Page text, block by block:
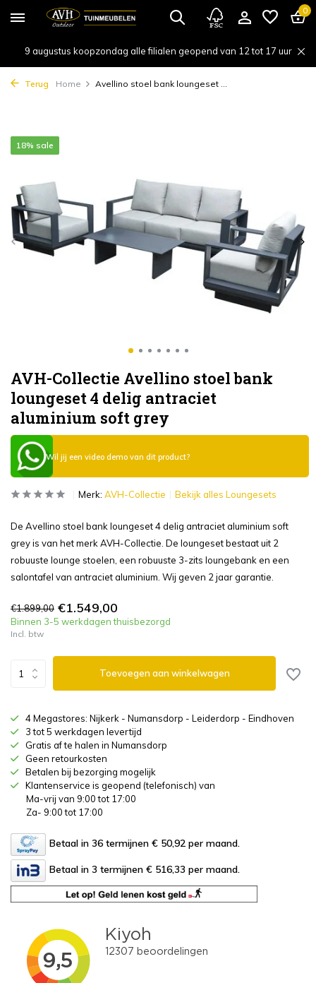
0
9 augustus koopzondag alle filialen geopend van 12 tot 17 uur
Terug Home Avellino stoel bank loungeset ...
AVH-Collectie Avellino stoel bank
loungeset 4 delig antraciet
aluminium soft grey
18% sale
Wil jij een video demo van dit product?
Merk: AVH-Collectie Bekijk alles Loungesets
De Avellino stoel bank loungeset 4 delig antraciet aluminium soft
grey is van het merk AVH-Collectie. De loungeset bestaat uit 2
robuuste lounge stoelen, een robuuste 3-zits loungebank en een
salontafel van antraciet aluminium. Wij geven 2 jaar garantie.
€1.899,00 €1.549,00
Binnen 3-5 werkdagen thuisbezorgd
Incl. btw
Toevoegen aan winkelwagen
4 Megastores: Nijkerk - Numansdorp - Leiderdorp - Eindhoven
3 tot 5 werkdagen levertijd
Gratis af te halen in Numansdorp
Geen retourkosten
Betalen bij bezorging mogelijk
Klantenservice is geopend (telefonisch) van
Ma-vrij van 9:00 tot 17:00
Za- 9:00 tot 17:00
Betaal in 36 termijnen € 50,92 per maand.
Betaal in 3 termijnen € 516,33 per maand.